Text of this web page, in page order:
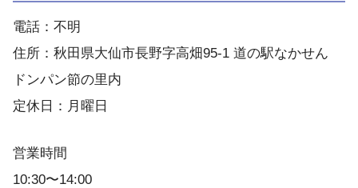
電話：不明
住所：秋田県大仙市長野字高畑95-1 道の駅なかせん
ドンパン節の里内
定休日：月曜日
営業時間
10:30〜14:00